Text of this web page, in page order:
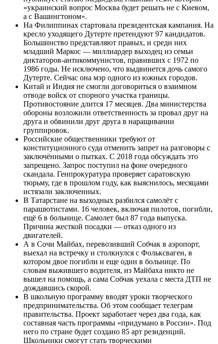
«украинский вопрос Москва будет решать не с Киевом,
а с Вашингтоном».
На Филиппинах стартовала президентская кампания. На
кресло уходящего Дутерте претендуют 97 кандидатов.
Большинство представляют правых, и среди них
младший Маркос — миллиардер выходец из семьи
диктаторов-антикоммунистов, правивших с 1972 по
1986 годы. Не исключено, что выдвинется дочь самого
Дутерте. Сейчас она мэр одного из южных городов.
Китай и Индия не смогли договориться о взаимном
отводе войск от спорного участка границы.
Противостояние длится 17 месяцев. Два министерства
обороны возложили ответственность за провал друг на
друга и обвинили друг друга в наращивании
группировок.
Российские общественники требуют от
конституционного суда отменить запрет на разговоры с
заключёнными о пытках. С 2018 года обсуждать это
запрещено. Запрос поступил на фоне очередного
скандала. Генпрокуратура проверяет саратовскую
тюрьму, где в прошлом году, как выяснилось, месяцами
истязали заключенных.
В Татарстане на выходных разбился самолёт с
парашютистами. 16 человек, включая пилотов, погибли,
ещё 6 в больнице. Самолет был 87 года выпуска.
Причина жесткой посадки — отказ одного из
двигателей.
А в Сочи Майбах, перевозивший Собчак в аэропорт,
выехал на встречку и столкнулся с Фольксваген, в
котором двое погибли и еще один в больнице. По
словам выжившего водителя, из Майбаха никто не
вышел на помощь, а сама Собчак уехала с места ДТП не
дождавшись скорой.
В школьную программу вводят уроки творческого
предпринимательства. Об этом сообщает телеграм
правительства. Проект заработает через два года, как
составная часть программы «придумано в России». Под
него по стране будет создано 85 арт резиденций.
Школьники смогут стать творческими